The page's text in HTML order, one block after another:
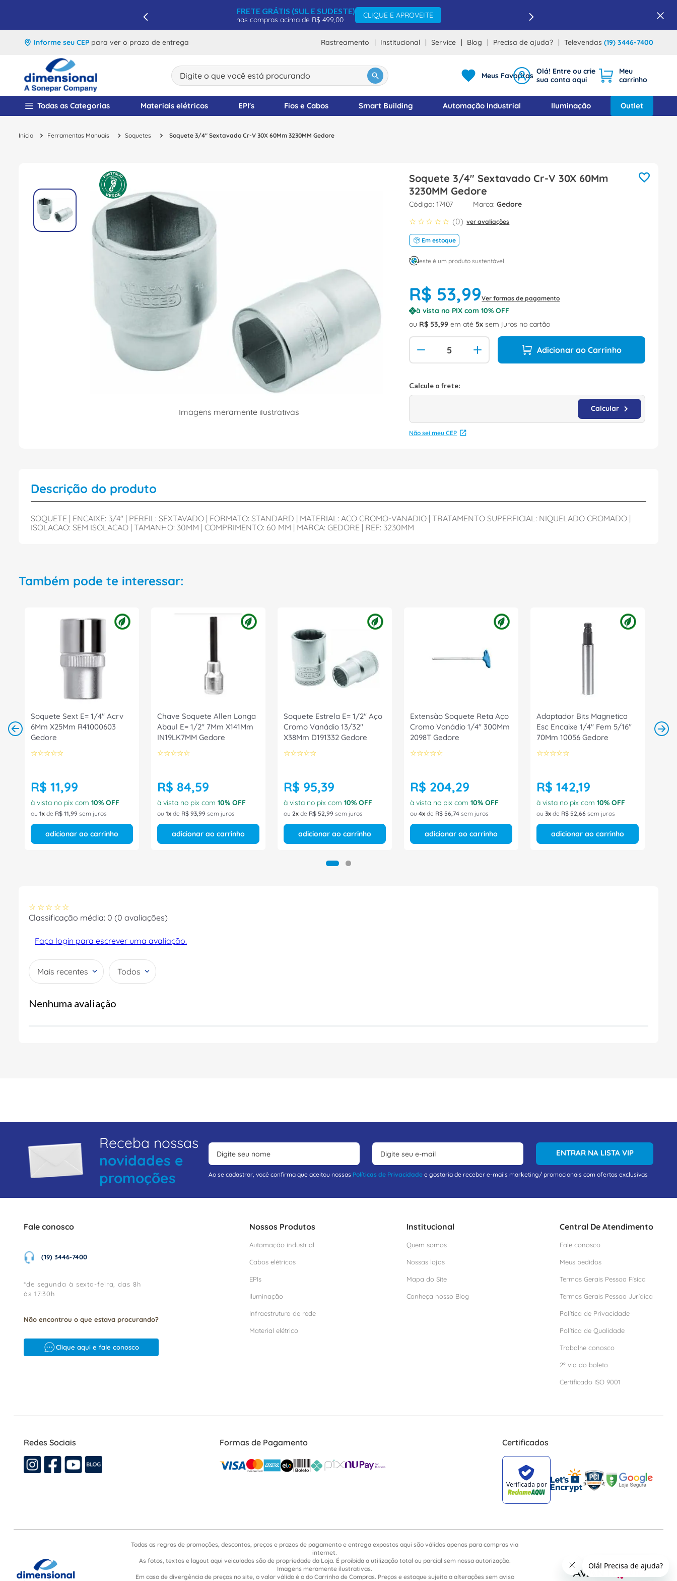
FRETE GRÁTIS (SUL E SUDESTE)
nas compras acima de R$ 499,00
CLIQUE E APROVEITE
Informe seu CEP para ver o prazo de entrega Rastreamento Institucional Service Blog Precisa de ajuda? Televendas (19) 3446-7400
Digite o que você está procurando
Meus Favoritos
Todas as Categorias Materiais elétricos EPI's Fios e Cabos Smart Building Automação Industrial Iluminação Outlet
Ferramentas Manuais Soquetes Soquete 3/4" Sextavado Cr-V 30X 60Mm 3230MM Gedore
Imagens meramente ilustrativas
Soquete 3/4" Sextavado Cr-V 30X 60Mm
3230MM Gedore
: 17407 Gedore
☆ ☆ ☆ ☆ ☆ (0) ver avaliações
Em estoque
este é um produto sustentável
R$ 53,99Ver formas de pagamento
à vista no PIX com10% OFF
ou R$ 53,99 em até 5 sem juros no cartão
Adicionar ao Carrinho
Não sei meu CEP
Descrição do produto
SOQUETE | ENCAIXE: 3/4" | PERFIL: SEXTAVADO | FORMATO: STANDARD | MATERIAL: ACO CROMO-VANADIO | TRATAMENTO SUPERFICIAL: NIQUELADO CROMADO |
ISOLACAO: SEM ISOLACAO | TAMANHO: 30MM | COMPRIMENTO: 60 MM | MARCA: GEDORE | REF: 3230MM
Também pode te interessar:
Soquete Sext E= 1/4" Acrv
6Mm X25Mm R41000603
Gedore
☆☆☆☆☆
R$ 11,99
à vista no pix com 10% OFF
ou 1 de R$ 11,99 sem juros
adicionar ao carrinho
Chave Soquete Allen Longa
Abaul E= 1/2" 7Mm X141Mm
IN19LK7MM Gedore
☆☆☆☆☆
R$ 84,59
à vista no pix com 10% OFF
ou 1 de R$ 93,99 sem juros
adicionar ao carrinho
Soquete Estrela E= 1/2" Aço
Cromo Vanádio 13/32"
X38Mm D191332 Gedore
☆☆☆☆☆
R$ 95,39
à vista no pix com 10% OFF
ou 2 de R$ 52,99 sem juros
adicionar ao carrinho
Extensão Soquete Reta Aço
Cromo Vanádio 1/4" 300Mm
2098T Gedore
☆☆☆☆☆
R$ 204,29
à vista no pix com 10% OFF
ou 4 de R$ 56,74 sem juros
adicionar ao carrinho
Adaptador Bits Magnetica
Esc Encaixe 1/4" Fem 5/16"
70Mm 10056 Gedore
☆☆☆☆☆
R$ 142,19
à vista no pix com 10% OFF
ou 3 de R$ 52,66 sem juros
adicionar ao carrinho
☆ ☆ ☆ ☆ ☆
Classificação média: 0 (0 avaliações)
Faça login para escrever uma avaliação.
Mais recentes Todos
Nenhuma avaliação
Receba nossas
novidades e
promoções
ENTRAR NA LISTA VIP
Ao se cadastrar, você confirma que aceitou nossas Políticas de Privacidade e gostaria de receber e-mails marketing/ promocionais com ofertas exclusivas
Fale conosco
(19) 3446-7400
*de segunda à sexta-feira, das 8h
às 17:30h
Não encontrou o que estava procurando?
Clique aqui e fale conosco
Nossos Produtos
Automação industrial
Cabos elétricos
EPIs
Iluminação
Infraestrutura de rede
Material elétrico
Institucional
Quem somos
Nossas lojas
Mapa do Site
Conheça nosso Blog
Central De Atendimento
Fale conosco
Meus pedidos
Termos Gerais Pessoa Física
Termos Gerais Pessoa Jurídica
Política de Privacidade
Política de Qualidade
Trabalhe conosco
2º via do boleto
Certificado ISO 9001
Redes Sociais Formas de Pagamento Certificados
Todas as regras de promoções, descontos, preços e prazos de pagamento e entrega expostos aqui são válidos apenas para compras via
internet.
As fotos, textos e layout aqui veiculados são de propriedade da Loja. É proibida a utilização total ou parcial sem nossa autorização.
Imagens meramente ilustrativas.
Em caso de divergência de preços no site, o valor válido é o do Carrinho de Compras. Preços e estoque sujeito a alterações sem aviso
1º disjuntor
2 cabo flexivel
6 barramento
7 dps
8º fita isolante
9º caixa passagem